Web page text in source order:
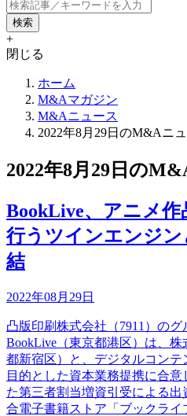
+
閉じる
ホーム
M&Aマガジン
M&Aニュース
2022年8月29日のM&Aニ
2022年8月29日の
BookLive、アニメ作
行うツインエンジン
結
2022年08月29日
凸版印刷株式会社（7911）の
BookLive（東京都港区）は、
都新宿区）と、デジタルコン
目的とした資本業務提携に合
た第三者割当増資引受による
合電子書籍ストア「ブックライ